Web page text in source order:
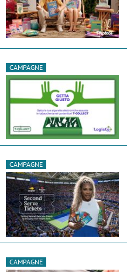
CAMPAGNE
CAMPAGNE
CAMPAGNE